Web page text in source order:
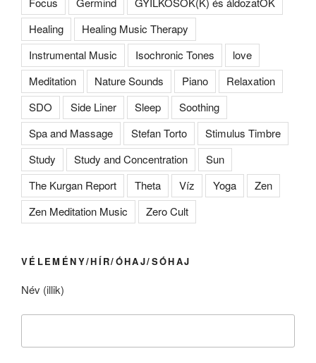
Healing
Healing Music Therapy
Instrumental Music
Isochronic Tones
love
Meditation
Nature Sounds Piano
Relaxation
SDO
Side Liner Sleep
Soothing
Spa and Massage
Stefan Torto
Stimulus Timbre
Study
Study and Concentration
Sun
The Kurgan Report
Theta Víz Yoga
Zen
Zen Meditation Music
Zero Cult
VÉLEMÉNY/HÍR/ÓHAJ/SÓHAJ
Név (illik)